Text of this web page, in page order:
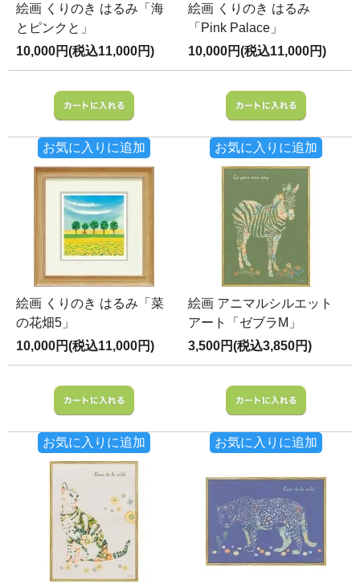
絵画 くりのき はるみ「海
とピンクと」
10,000円(税込11,000円)
お気に入りに追加
絵画 くりのき はるみ
「Pink Palace」
10,000円(税込11,000円)
お気に入りに追加
絵画 くりのき はるみ「菜
の花畑5」
10,000円(税込11,000円)
お気に入りに追加
絵画 アニマルシルエット
アート「ゼブラM」
3,500円(税込3,850円)
お気に入りに追加